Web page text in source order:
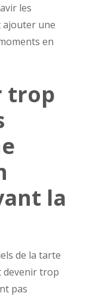
les
ajouter une
en
trop
la
de la tarte
devenir trop
pas